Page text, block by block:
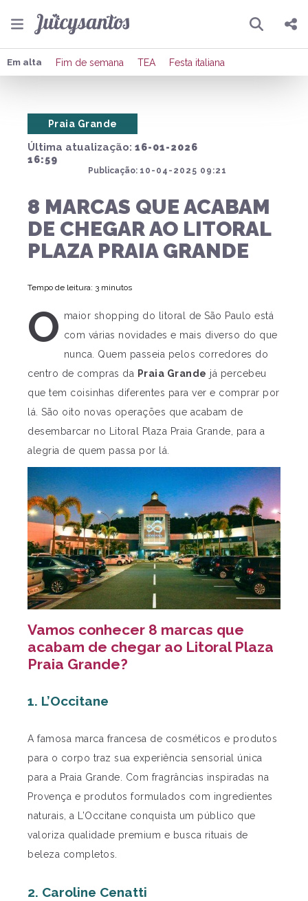
Pesquisar
Compartilhar
Em alta Fim de semana TEA Festa italiana
Última atualização: 16-01-2026
16:59
Publicação: 10-04-2025 09:21
Praia Grande
8 MARCAS QUE ACABAM
DE CHEGAR AO LITORAL
PLAZA PRAIA GRANDE
Tempo de leitura: 3 minutos
O maior shopping do litoral de São Paulo está
com várias novidades e mais diverso do que
nunca. Quem passeia pelos corredores do
centro de compras da Praia Grande já percebeu
que tem coisinhas diferentes para ver e comprar por
lá. São oito novas operações que acabam de
desembarcar no Litoral Plaza Praia Grande, para a
alegria de quem passa por lá.
Vamos conhecer 8 marcas que
acabam de chegar ao Litoral Plaza
Praia Grande?
1. L’Occitane
A famosa marca francesa de cosméticos e produtos
para o corpo traz sua experiência sensorial única
para a Praia Grande. Com fragrâncias inspiradas na
Provença e produtos formulados com ingredientes
naturais, a L’Occitane conquista um público que
valoriza qualidade premium e busca rituais de
beleza completos.
2. Caroline Cenatti